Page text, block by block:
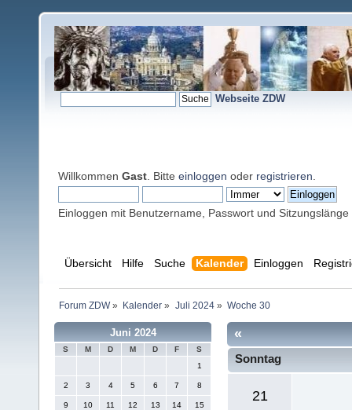
Webseite ZDW
Willkommen Gast . Bitte einloggen oder registrieren
Einloggen mit Benutzername, Passwort und Sitzungslänge
Übersicht Hilfe Suche Kalender Einloggen
Forum ZDW» Kalender » Juli 2024» Woche 30
Juni 2024
S M D M D F
S
1
2 3 4 5 6 7 8
9 10 11 12 13 14 15
«
Sonntag
21